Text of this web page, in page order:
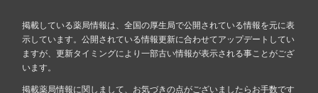
掲載している薬局情報は、全国の厚生局で公開されている情報を元に表
示しています。公開されている情報更新に合わせてアップデートしてい
ますが、更新タイミングにより一部古い情報が表示される事ことがござ
います。
掲載薬局情報に関しまして、お気づきの点がございましたらお手数です